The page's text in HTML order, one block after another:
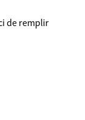
de remplir